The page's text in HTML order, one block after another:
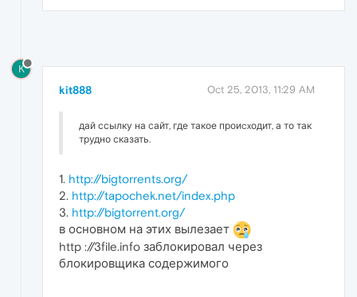
K
kit888 Oct 25, 2013, 11:29 AM
дай ссылку на сайт, где такое проиcxодит, а то так
трудно сказать.
1. http://bigtorrents.org/
2. http://tapochek.net/index.php
3. http://bigtorrent.org/
в основном на этих вылезает
http ://3file.info заблокировал через
блокировщика содержимого